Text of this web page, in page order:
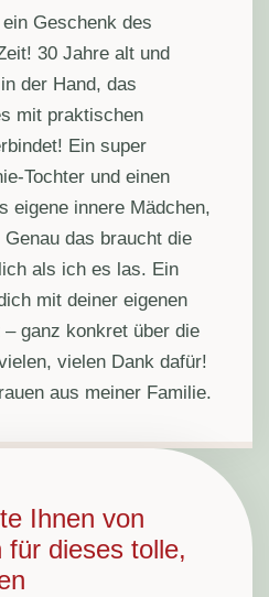
Geschenk des
30 Jahre alt und
der Hand, das
mit praktischen
Ein super
Tochter und einen
eigene innere Mädchen,
das braucht die
als ich es las. Ein
mit deiner eigenen
ganz konkret über die
vielen Dank dafür!
aus meiner Familie.
Ihnen von
für dieses tolle,